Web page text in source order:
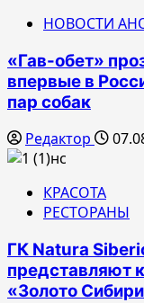
НОВОСТИ
«Гав-обет»
впервые в
пар собак
Редактор
КРАСОТА
РЕСТОРАНЫ
ГК Natura
представляют
«Золото Сибири